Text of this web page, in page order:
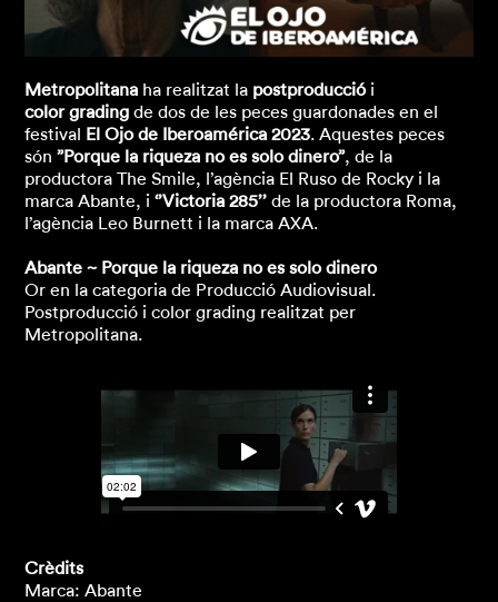
Metropolitana ha realitzat la postproducciói
color gradingde dos de les peces guardonades en el
festival
El Ojo de Iberoamérica 2023. Aquestes peces
són”Porque la riqueza no es solo dinero”, de la
productora The Smile, l’agència El Ruso de Rocky i la
marca Abante, i‘’Victoria 285’’ de la productora Roma,
l’agència Leo Burnett i la marca AXA.
Abante ~ Porque la riqueza no es solo dinero
Or en la categoria de Producció Audiovisual.
Postproducció i color grading realitzat per
Metropolitana.
Crèdits
Marca: Abante